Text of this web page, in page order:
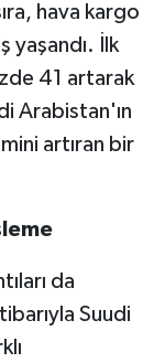
hava kargo
yaşandı. İlk
41 artarak
Arabistan'ın
artıran bir
da
Suudi